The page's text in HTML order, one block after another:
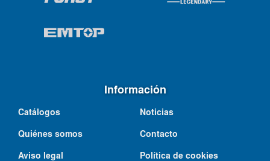
Información
Catálogos
Noticias
Quiénes somos
Contacto
Aviso legal
Política de cookies